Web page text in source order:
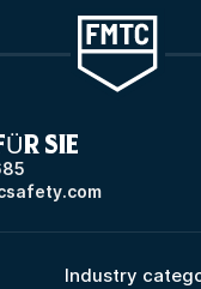
SIE
Industry